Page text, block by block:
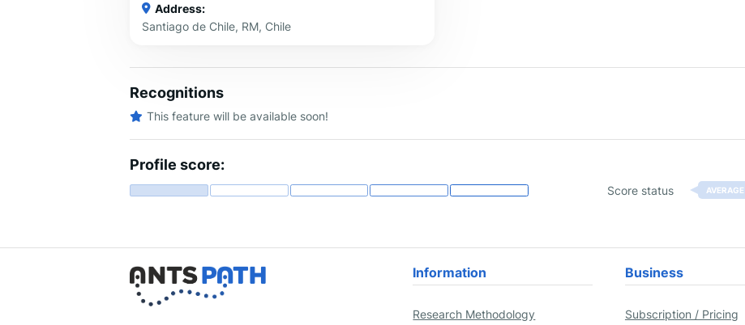
Address:
Santiago de Chile, RM, Chile
Recognitions
This feature will be available soon!
Profile score:
Score status AVERAGE
Information
Research Methodology
Business
Subscription / Pricing